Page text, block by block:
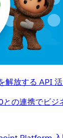
解放する API
の連携でビジ